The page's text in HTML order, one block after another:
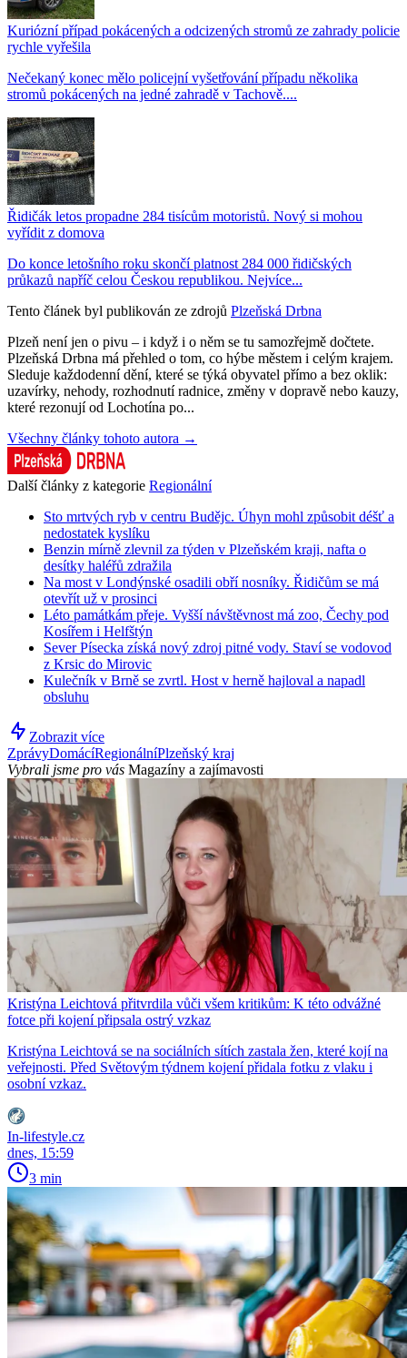
Kuriózní případ pokácených a odcizených stromů ze zahrady policie
rychle vyřešila
Nečekaný konec mělo policejní vyšetřování případu několika
stromů pokácených na jedné zahradě v Tachově....
Řidičák letos propadne 284 tisícům motoristů. Nový si mohou
vyřídit z domova
Do konce letošního roku skončí platnost 284 000 řidičských
průkazů napříč celou Českou republikou. Nejvíce...
Tento článek byl publikován ze zdrojů Plzeňská Drbna
Plzeň není jen o pivu – i když i o něm se tu samozřejmě dočtete.
Plzeňská Drbna má přehled o tom, co hýbe městem i celým krajem.
Sleduje každodenní dění, které se týká obyvatel přímo a bez oklik:
uzavírky, nehody, rozhodnutí radnice, změny v dopravě nebo kauzy,
které rezonují od Lochotína po...
Všechny články tohoto autora →
Další články z kategorie Regionální
Sto mrtvých ryb v centru Budějc. Úhyn mohl způsobit déšť a
nedostatek kyslíku
Benzin mírně zlevnil za týden v Plzeňském kraji, nafta o
desítky haléřů zdražila
Na most v Londýnské osadili obří nosníky. Řidičům se má
otevřít už v prosinci
Léto památkám přeje. Vyšší návštěvnost má zoo, Čechy pod
Kosířem i Helfštýn
Sever Písecka získá nový zdroj pitné vody. Staví se vodovod
z Krsic do Mirovic
Kulečník v Brně se zvrtl. Host v herně hajloval a napadl
obsluhu
Zobrazit více
ZprávyDomácíRegionálníPlzeňský kraj
Vybrali jsme pro vás Magazíny a zajímavosti
Kristýna Leichtová přitvrdila vůči všem kritikům: K této odvážné
fotce při kojení připsala ostrý vzkaz
Kristýna Leichtová se na sociálních sítích zastala žen, které kojí na
veřejnosti. Před Světovým týdnem kojení přidala fotku z vlaku i
osobní vzkaz.
In-lifestyle.cz
dnes, 15:59
3 min